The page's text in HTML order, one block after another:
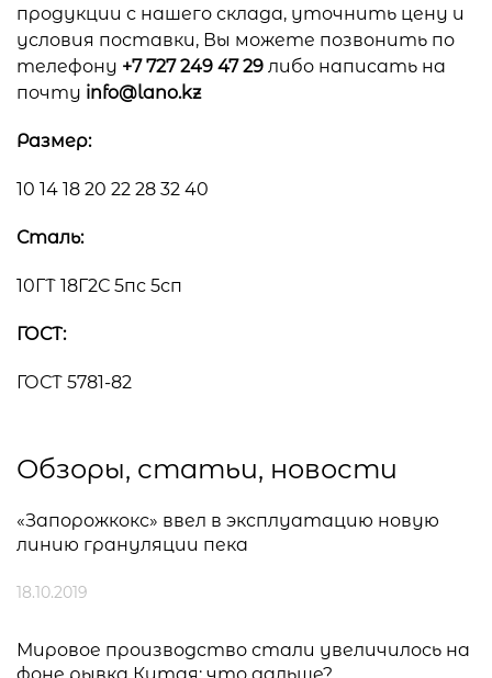
продукции с нашего склада, уточнить цену и
условия поставки, Вы можете позвонить по
телефону +7 727 249 47 29 либо написать на
почту info@lano.kz
Размер:
10 14 18 20 22 28 32 40
Сталь:
10ГТ 18Г2С 5пс 5сп
ГОСТ:
ГОСТ 5781-82
Обзоры, статьи, новости
«Запорожкокс» ввел в эксплуатацию новую
линию грануляции пека
18.10.2019
Мировое производство стали увеличилось на